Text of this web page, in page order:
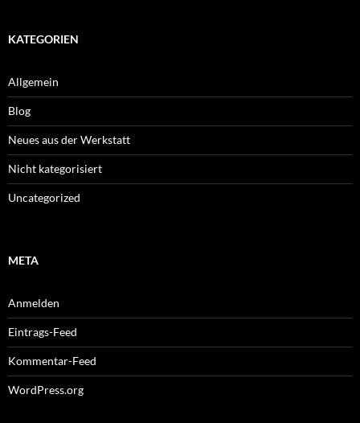
KATEGORIEN
Allgemein
Blog
Neues aus der Werkstatt
Nicht kategorisiert
Uncategorized
META
Anmelden
Eintrags-Feed
Kommentar-Feed
WordPress.org